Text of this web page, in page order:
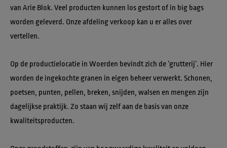
van Arie Blok. Veel producten kunnen los gestort of in big bags
worden geleverd. Onze afdeling verkoop kan u er alles over
vertellen.
Op de productielocatie in Woerden bevindt zich de ‘grutterij’. Hier
worden de ingekochte granen in eigen beheer verwerkt. Schonen,
poetsen, punten, pellen, breken, snijden, walsen en mengen zijn
dagelijkse praktijk. Zo staan wij zelf aan de basis van onze
kwaliteitsproducten.